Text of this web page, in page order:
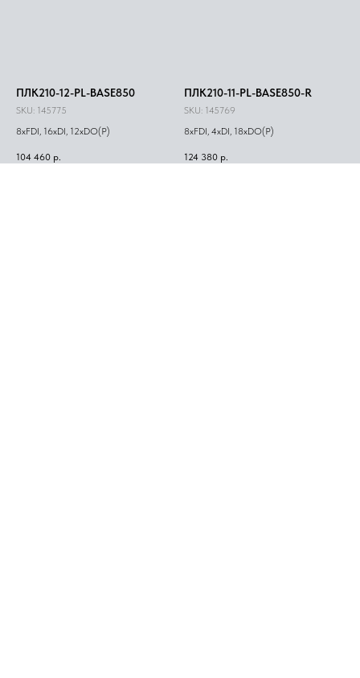
ПЛК210-12-PL-BASE850
SKU: 145775
8xFDI, 16xDI, 12xDO(Р)
104 460 р.
ПЛК210-11-PL-BASE850-R
SKU: 145769
8xFDI, 4xDI, 18xDO(Р)
124 380 р.